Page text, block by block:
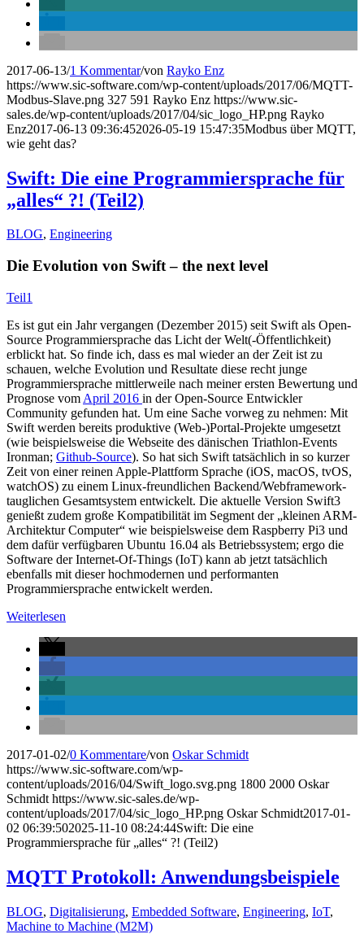
2017-06-13/1 Kommentar/von Rayko Enz
https://www.sic-software.com/wp-content/uploads/2017/06/MQTT-
Modbus-Slave.png 327 591 Rayko Enz https://www.sic-
sales.de/wp-content/uploads/2017/04/sic_logo_HP.png Rayko
Enz2017-06-13 09:36:452026-05-19 15:47:35Modbus über MQTT,
wie geht das?
Swift: Die eine Programmiersprache für
„alles“ ?! (Teil2)
BLOG, Engineering
Die Evolution von Swift – the next level
Teil1
Es ist gut ein Jahr vergangen (Dezember 2015) seit Swift als Open-
Source Programmiersprache das Licht der Welt(-Öffentlichkeit)
erblickt hat. So finde ich, dass es mal wieder an der Zeit ist zu
schauen, welche Evolution und Resultate diese recht junge
Programmiersprache mittlerweile nach meiner ersten Bewertung und
Prognose vom April 2016 in der Open-Source Entwickler
Community gefunden hat. Um eine Sache vorweg zu nehmen: Mit
Swift werden bereits produktive (Web-)Portal-Projekte umgesetzt
(wie beispielsweise die Webseite des dänischen Triathlon-Events
Ironman; Github-Source). So hat sich Swift tatsächlich in so kurzer
Zeit von einer reinen Apple-Plattform Sprache (iOS, macOS, tvOS,
watchOS) zu einem Linux-freundlichen Backend/Webframework-
tauglichen Gesamtsystem entwickelt. Die aktuelle Version Swift3
genießt zudem große Kompatibilität im Segment der „kleinen ARM-
Architektur Computer“ wie beispielsweise dem Raspberry Pi3 und
dem dafür verfügbaren Ubuntu 16.04 als Betriebssystem; ergo die
Software der Internet-Of-Things (IoT) kann ab jetzt tatsächlich
ebenfalls mit dieser hochmodernen und performanten
Programmiersprache entwickelt werden.
Weiterlesen
2017-01-02/0 Kommentare/von Oskar Schmidt
https://www.sic-software.com/wp-
content/uploads/2016/04/Swift_logo.svg.png 1800 2000 Oskar
Schmidt https://www.sic-sales.de/wp-
content/uploads/2017/04/sic_logo_HP.png Oskar Schmidt2017-01-
02 06:39:502025-11-10 08:24:44Swift: Die eine
Programmiersprache für „alles“ ?! (Teil2)
MQTT Protokoll: Anwendungsbeispiele
BLOG, Digitalisierung, Embedded Software, Engineering, IoT,
Machine to Machine (M2M)